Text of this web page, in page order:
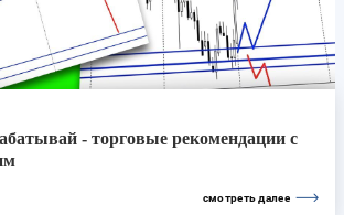
- торговые рекомендации с
смотреть далее